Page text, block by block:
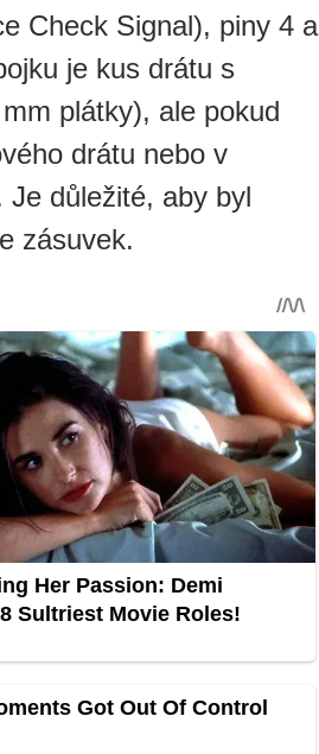
Check Signal), piny 4 a
je kus drátu s
plátky), ale pokud
drátu nebo v
důležité, aby byl
zásuvek.